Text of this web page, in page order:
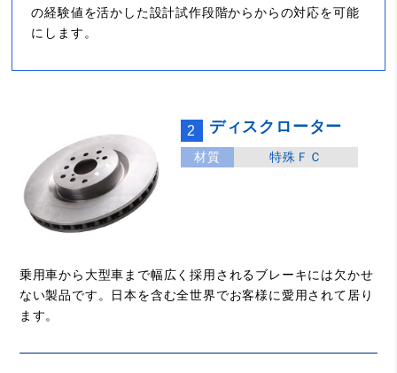
の経験値を活かした設計試作段階からからの対応を可能
にします。
2 ディスクローター
材質 特殊ＦＣ
乗用車から大型車まで幅広く採用されるブレーキには欠かせ
ない製品です。日本を含む全世界でお客様に愛用されて居り
ます。